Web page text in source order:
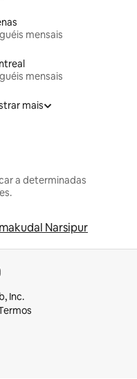
mensais
mensais
mais
a determinadas
Narsipur
Inc.